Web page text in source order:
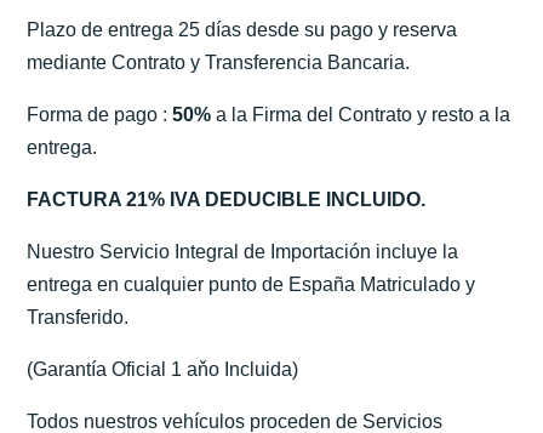
Plazo de entrega 25 días desde su pago y reserva
mediante Contrato y Transferencia Bancaria.
Forma de pago :50% a la Firma del Contrato y resto a la
entrega.
FACTURA 21% IVA DEDUCIBLE INCLUIDO.
Nuestro Servicio Integral de Importación incluye la
entrega en cualquier punto de España Matriculado y
Transferido.
(Garantía Oficial 1 aňo Incluida)
Todos nuestros vehículos proceden de Servicios